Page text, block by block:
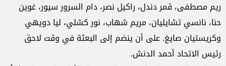
ريم مصطفى، قمر دندل، راكيل نصر، دام السرور سيور، غوين
حنا، نانسي تشايليان، مريم شهاب، نور كشلي، ليا دويهي
وكريستيان صايغ. على أن ينضم إلى البعثة في وقت لاحق
رئيس الاتحاد أحمد الدنش.